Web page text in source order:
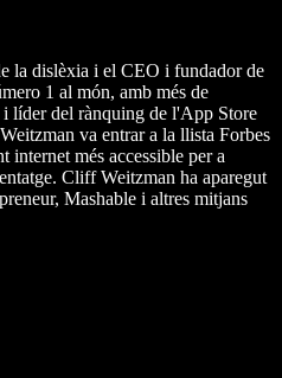
la dislèxia i el CEO i fundador de
1 al món, amb més de
i líder del rànquing de l'App Store
va entrar a la llista Forbes
internet més accessible per a
Cliff Weitzman ha aparegut
Mashable i altres mitjans